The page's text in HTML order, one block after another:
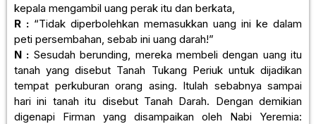
kepala mengambil uang perak itu dan berkata,
R : “Tidak diperbolehkan memasukkan uang ini ke dalam
peti persembahan, sebab ini uang darah!”
N : Sesudah berunding, mereka membeli dengan uang itu
tanah yang disebut Tanah Tukang Periuk untuk dijadikan
tempat perkuburan orang asing. Itulah sebabnya sampai
hari ini tanah itu disebut Tanah Darah. Dengan demikian
digenapi Firman yang disampaikan oleh Nabi Yeremia: